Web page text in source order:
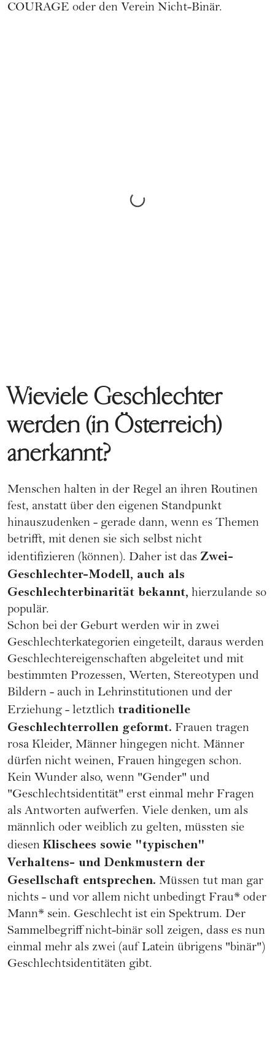
COURAGE oder den Verein Nicht-Binär.
Wieviele Geschlechter
werden (in Österreich)
anerkannt?
Menschen halten in der Regel an ihren Routinen
fest, anstatt über den eigenen Standpunkt
hinauszudenken - gerade dann, wenn es Themen
betrifft, mit denen sie sich selbst nicht
identifizieren (können). Daher ist das Zwei-
Geschlechter-Modell, auch als
Geschlechterbinarität bekannt, hierzulande so
populär.
Schon bei der Geburt werden wir in zwei
Geschlechterkategorien eingeteilt, daraus werden
Geschlechtereigenschaften abgeleitet und mit
bestimmten Prozessen, Werten, Stereotypen und
Bildern - auch in Lehrinstitutionen und der
Erziehung - letztlich traditionelle
Geschlechterrollen geformt. Frauen tragen
rosa Kleider, Männer hingegen nicht. Männer
dürfen nicht weinen, Frauen hingegen schon.
Kein Wunder also, wenn "Gender" und
"Geschlechtsidentität" erst einmal mehr Fragen
als Antworten aufwerfen. Viele denken, um als
männlich oder weiblich zu gelten, müssten sie
diesen Klischees sowie "typischen"
Verhaltens- und Denkmustern der
Gesellschaft entsprechen. Müssen tut man gar
nichts - und vor allem nicht unbedingt Frau* oder
Mann* sein. Geschlecht ist ein Spektrum. Der
Sammelbegriff nicht-binär soll zeigen, dass es nun
einmal mehr als zwei (auf Latein übrigens "binär")
Geschlechtsidentitäten gibt.